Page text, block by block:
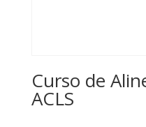
Curso de
ACLS